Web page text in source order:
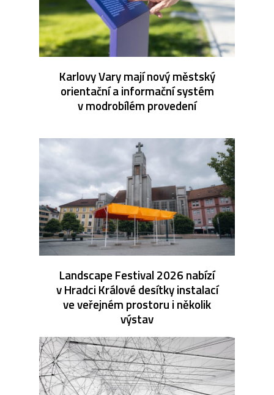
Karlovy Vary mají nový městský
orientační a informační systém
v modrobílém provedení
Landscape Festival 2026 nabízí
v Hradci Králové desítky instalací
ve veřejném prostoru i několik
výstav